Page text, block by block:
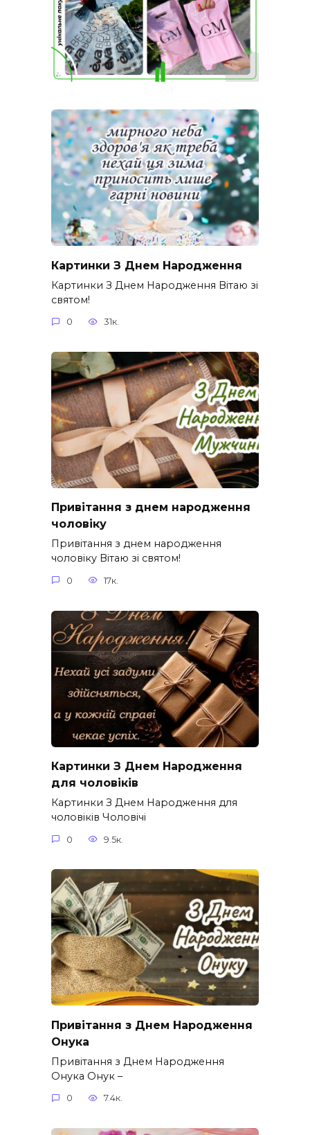
Картинки З Днем Народження
Картинки З Днем Народження Вітаю зі
святом!
0 31к.
Привітання з днем народження
чоловіку
Привітання з днем народження
чоловіку Вітаю зі святом!
0 17к.
Картинки З Днем Народження
для чоловіків​
Картинки З Днем Народження для
чоловіків​ Чоловічі
0 9.5к.
Привітання з Днем Народження
Онука
Привітання з Днем Народження
Онука Онук –
0 7.4к.